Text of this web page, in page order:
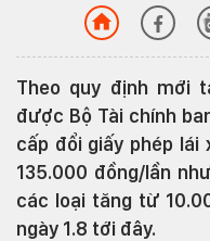
Theo quy định mới
được Bộ Tài chính
cấp đổi giấy phép
135.000 đồng/lần
các loại tăng từ
ngày 1.8 tới đây.